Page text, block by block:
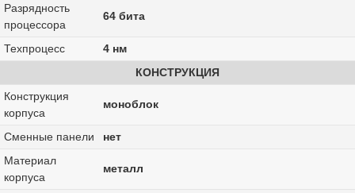
Разрядность
процессора
64 бита
Техпроцесс
4 нм
КОНСТРУКЦИЯ
Конструкция
корпуса
моноблок
Сменные панели
нет
Материал
корпуса
металл